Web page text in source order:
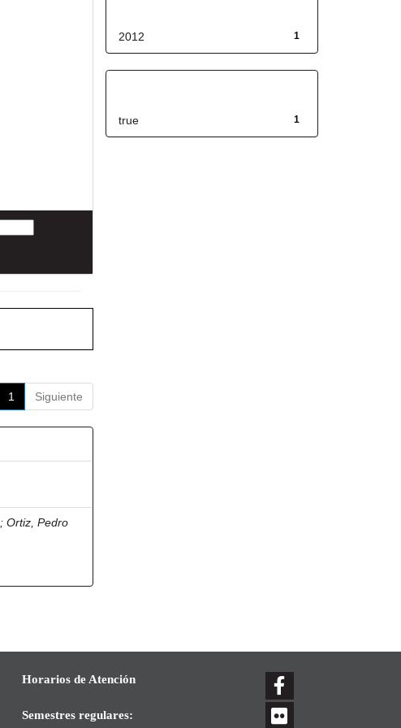
1 Siguiente
;Ortiz, Pedro
1
2012
1
true
Horarios de Atención
Semestres regulares: